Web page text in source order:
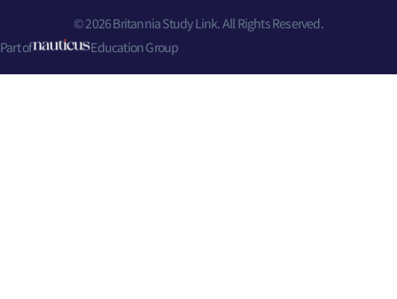
© 2026 Britannia Study Link. All Rights Reserved.
Part of
Education Group